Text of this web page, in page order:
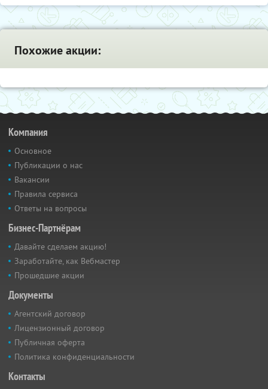
Похожие акции:
Компания
Основное
Публикации о нас
Вакансии
Правила сервиса
Ответы на вопросы
Бизнес-Партнёрам
Давайте сделаем акцию!
Заработайте, как Вебмастер
Прошедшие акции
Документы
Агентский договор
Лицензионный договор
Публичная оферта
Политика конфиденциальности
Контакты